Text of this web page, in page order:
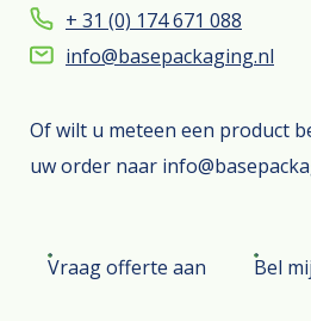
+ 31 (0) 174 671 088
info@basepackaging.nl
Of wilt u meteen een product
uw order naar
Vraag offerte aan Bel